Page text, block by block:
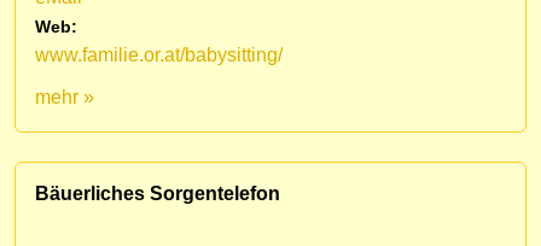
Web:
www.familie.or.at/babysitting/
mehr »
Bäuerliches Sorgentelefon